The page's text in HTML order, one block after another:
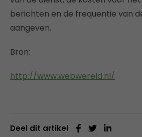
berichten en de frequentie van
aangeven.
Bron:
http://www.webwereld.nl/
Deel dit artikel